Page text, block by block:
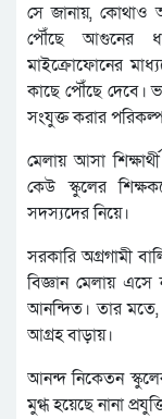
সে জানায়, কোথাও
পৌঁছে আগুনের
মাইক্রোফোনের
কাছে পৌঁছে দেবে।
সংযুক্ত করার
মেলায় আসা
কেউ স্কুলের
সদস্যদের নিয়ে।
সরকারি অগ্রগামী
বিজ্ঞান মেলায়
আনন্দিত। তার
আগ্রহ বাড়ায়।
আনন্দ নিকেতন
মুগ্ধ হয়েছে নানা